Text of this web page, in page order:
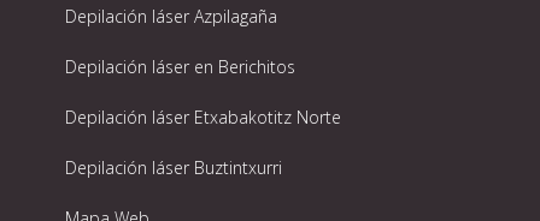
Depilación láser Azpilagaña
Depilación láser en Berichitos
Depilación láser Etxabakotitz Norte
Depilación láser Buztintxurri